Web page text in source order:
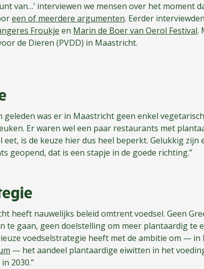
van…’ interviewen we mensen over het moment
een of meerdere argumenten. Eerder
Froukje en Marin de Boer van Oerol Festival.
de Dieren (PVDD) in Maastricht.
geleden was er in Maastricht geen enkel
Er waren wel een paar restaurants met
eet, is de keuze hier dus heel beperkt. Gelukkig zijn
geopend, dat is een stapje in de goede richting.”
heeft nauwelijks beleid omtrent voedsel. Geen
te gaan, geen doelstelling om meer plantaardig te
voedselstrategie heeft met de ambitie om — in
— het aandeel plantaardige eiwitten in het
2030.”